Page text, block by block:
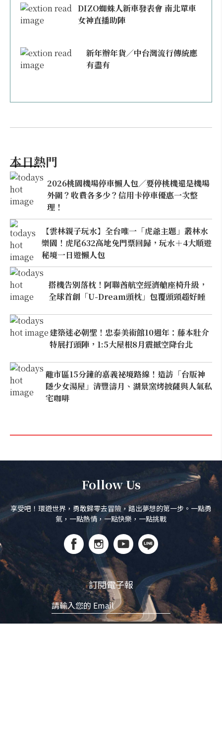
DIZO蜘蛛人新車發表會 南北單車
女神直播助陣
新年辦年貨／中台灣流行傳統應
有盡有
本日熱門
2026桃園機場停車懶人包／要停桃機還是機場
外圍？收費各多少？信用卡停車優惠一次整
理！
【雲林親子玩水】全台唯一「虎爺主題」叢林水
樂園！虎尾632高地免門票回歸，玩水＋4大順遊
秘境一日遊懶人包
搭機告別落枕！阿聯酋航空經濟艙座椅升級，
全球首創「U-Dream頭枕」包覆頭頸超好睡
建築迷必朝聖！忠泰美術館10週年：藤本壯介
特展打頭陣，1:5大屋根8月震撼空降台北
離市區15分鐘的嘉義祕境路線！造訪「台版神
隱少女湯屋」清豐濤月、湖景窯烤披薩與人氣私
宅咖啡
Follow Us
享受吧！環遊世界，勇敢歸零去冒險，踏出夢想的第一步。一點勇
氣，一點熱情，一點快樂，一點挑戰
訂閱電子報